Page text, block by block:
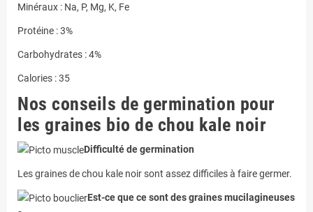
Minéraux : Na, P, Mg, K, Fe
Protéine : 3%
Carbohydrates : 4%
Calories : 35
Nos conseils de germination pour
les graines bio de chou kale noir
Difficulté de germination
Les graines de chou kale noir sont assez difficiles à faire germer.
Est-ce que ce sont des graines mucilagineuses